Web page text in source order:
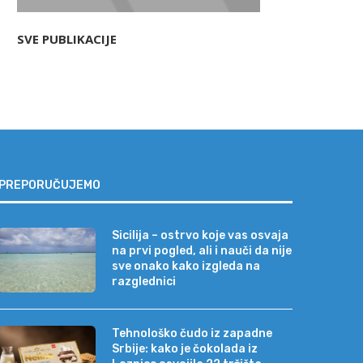
SVE PUBLIKACIJE
Sicilija – ostrvo koje vas osvaja
na prvi pogled, ali i nauči da nije
sve onako kako izgleda na
razglednici
Tehnološko čudo iz zapadne
Srbije: kako je čokolada iz